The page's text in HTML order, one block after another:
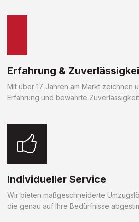
Erfahrung &
Mit über 17 Jahren am Markt zeichnen
Erfahrung und bewährte
Individueller Service
Wir bieten maßgeschneiderte
die genau auf Ihre Bedürfnisse